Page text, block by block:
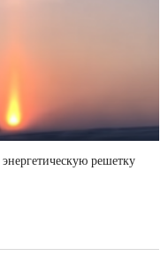
решетку